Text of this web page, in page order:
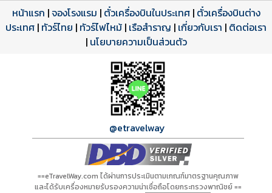
โปรแกรมทัวร์
ดาวน์โหลด PDF
รีวิวลูกค้าจริง
รีวิวจาก eTravelWay
เปิดหน้าเต็ม
ใบอนุญาตนำเที่ยว
เลขที่ 11/11450
เปิดหน้าเต็ม
หน้าแรก |จองโรงแรม | ตั๋วเครื่องบินในประเทศ| ตั๋วเครื่องบินต่าง
ประเทศ | ทัวร์ไทย | ทัวร์ไฟไหม้ | เรือสำราญ | เกี่ยวกับเรา | ติดต่อเรา
| นโยบายความเป็นส่วนตัว
@etravelway
==eTravelWay.com ได้ผ่านการประเมินตามเกณฑ์มาตรฐานคุณภาพ
และได้รับเครื่องหมายรับรองความน่าเชื่อถือโดยกระทรวงพาณิชย์ ==